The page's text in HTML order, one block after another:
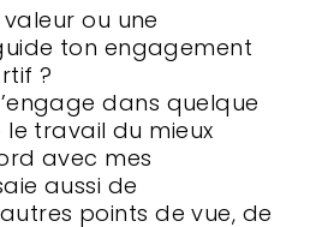
ou une
ton engagement
?
dans quelque
le travail du mieux
avec mes
aussi de
points de vue, de